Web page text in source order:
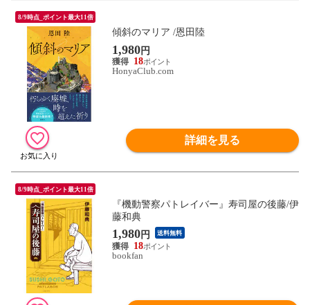
8/9時点_ポイント最大11倍
傾斜のマリア /恩田陸
1,980円
18
HonyaClub.com
詳細を見る
8/9時点_ポイント最大11倍
『機動警察パトレイバー』寿司屋の後藤/伊
藤和典
1,980円 送料無料
18
bookfan